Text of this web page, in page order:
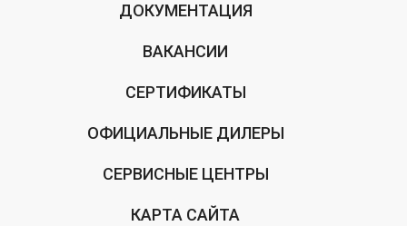
ДОКУМЕНТАЦИЯ
ВАКАНСИИ
СЕРТИФИКАТЫ
ОФИЦИАЛЬНЫЕ ДИЛЕРЫ
СЕРВИСНЫЕ ЦЕНТРЫ
КАРТА САЙТА